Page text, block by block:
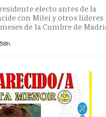
electo antes de la
con Milei y otros líderes
de la Cumbre de